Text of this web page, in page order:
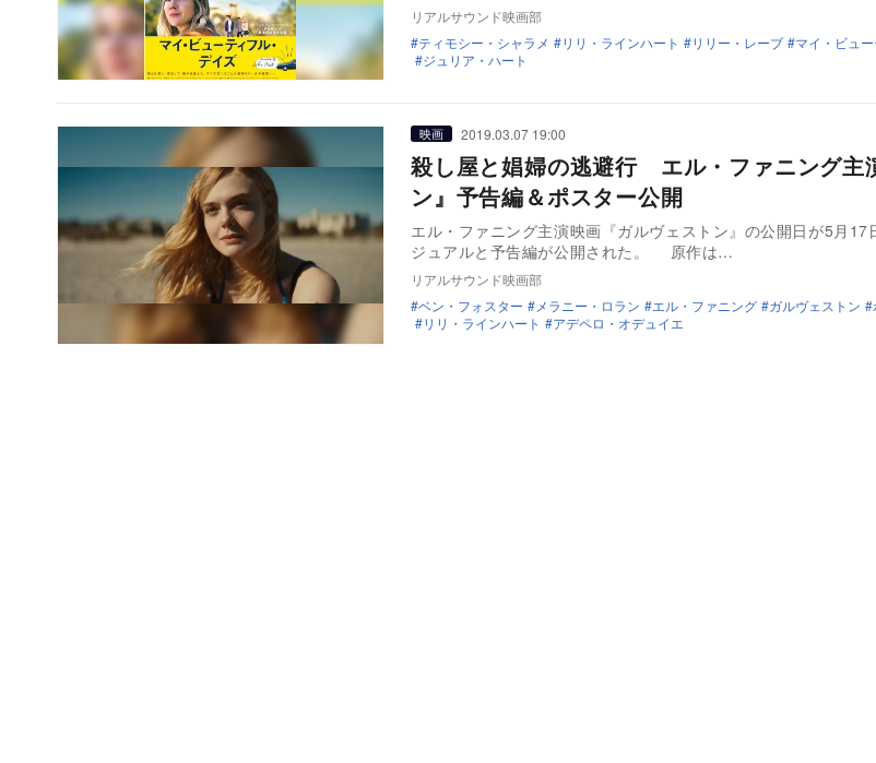
リアルサウンド映画部
ティモシー・シャラメ
リリ・ラインハート リリー・レーブ
マイ・ビュ
ジュリア・ハート
映画 2019.03.07 19:00
殺し屋と娼婦の逃避行 エル・ファニング主
ン』予告編＆ポスター公開
エル・ファニング主演映画『ガルヴェストン』の公開日が5月17
ジュアルと予告編が公開された。 原作は…
リアルサウンド映画部
ベン・フォスター
メラニー・ロラン エル・ファニング ガルヴェストン
リリ・ラインハート
アデペロ・オデュイエ